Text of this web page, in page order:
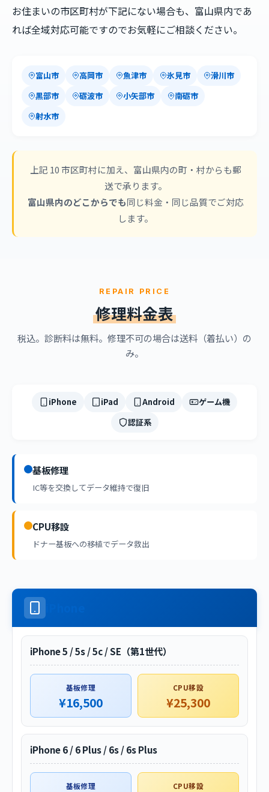
お住まいの市区町村が下記にない場合も、富山県内であ
れば全域対応可能ですのでお気軽にご相談ください。
富山市 高岡市 魚津市 氷見市
滑川市
黒部市
砺波市 小矢部市
南砺市
射水市
上記 10 市区町村に加え、富山県内の町・村からも郵
送で承ります。
富山県内のどこからでも同じ料金・同じ品質でご対応
します。
REPAIR PRICE
修理料金表
税込。診断料は無料。修理不可の場合は送料（着払い）の
み。
iPhone iPad Android
ゲーム機
認証系
基板修理
IC等を交換してデータ維持で復旧
CPU移設
ドナー基板への移植でデータ救出
iPhone 5 / 5s / 5c / SE（第1世代）
基板修理
¥16,500
CPU移設
¥25,300
iPhone 6 / 6 Plus / 6s / 6s Plus
基板修理 CPU移設